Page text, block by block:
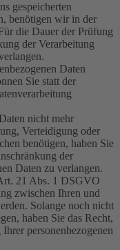
gespeicherten
benötigen wir in der
die Dauer der Prüfung
der Verarbeitung
Daten
Sie statt der
nicht mehr
Verteidigung oder
benötigen, haben Sie
der
Daten zu verlangen.
21 Abs. 1 DSGVO
zwischen Ihren und
Solange noch nicht
haben Sie das Recht,
personenbezogenen